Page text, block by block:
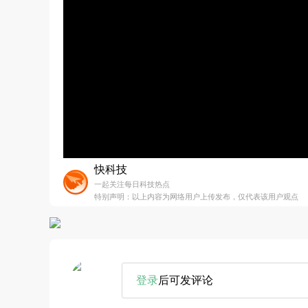
快科技
一起关注每日科技热点
特别声明：以上内容为网络用户上传发布，仅代表该用户观点
登录后可发评论